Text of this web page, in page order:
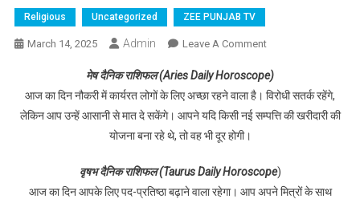
Religious Uncategorized ZEE PUNJAB TV
March 14, 2025 Admin Leave A CommentOn आज का दिन आपके
वाला है,जाने आज का
राशिफल
मेष दैनिक राशिफल (Aries Daily Horoscope)
आज का दिन नौकरी में कार्यरत लोगों के लिए अच्छा रहने वाला है। विरोधी सतर्क रहेंगे,
लेकिन आप उन्हें आसानी से मात दे सकेंगे। आपने यदि किसी नई सम्पत्ति की खरीदारी की
योजना बना रहे थे, तो वह भी दूर होगी।
वृषभ दैनिक राशिफल (Taurus Daily Horoscope)
आज का दिन आपके लिए पद-प्रतिष्ठा बढ़ाने वाला रहेगा। आप अपने मित्रों के साथ